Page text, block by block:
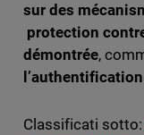
sur des
protection
démontrée,
Classificati sotto: